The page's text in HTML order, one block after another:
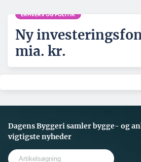
ERHVERV OG POLITIK
Ny
mia. kr.
Dagens Byggeri samler bygge- og
vigtigste nyheder